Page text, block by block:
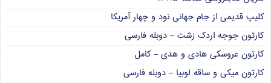
کلیپ قدیمی از جام جهانی نود و چهار آمریکا
کارتون جوجه اردک زشت – دوبله فارسی
کارتون عروسکی هادی و هدی – کامل
کارتون میکی و ساقه لوبیا – دوبله فارسی